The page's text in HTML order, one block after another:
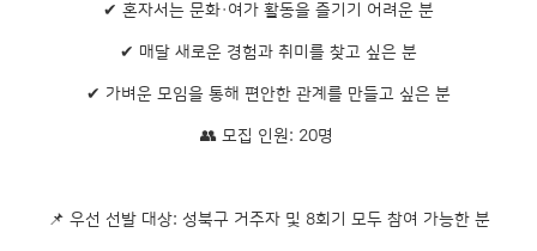
✔ 혼자서는 문화·여가 활동을 즐기기 어려운 분
✔ 매달 새로운 경험과 취미를 찾고 싶은 분
✔ 가벼운 모임을 통해 편안한 관계를 만들고 싶은 분
👥 모집 인원: 20명
📌 우선 선발 대상: 성북구 거주자 및 8회기 모두 참여 가능한 분